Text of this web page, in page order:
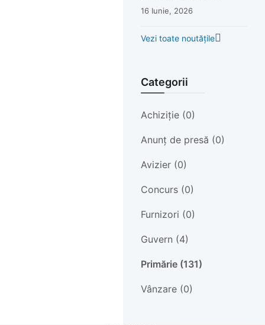
16 Iunie, 2026
Vezi toate noutățile
Categorii
Achiziție (0)
Anunț de presă (0)
Avizier (0)
Concurs (0)
Furnizori (0)
Guvern (4)
Primărie (131)
Vânzare (0)